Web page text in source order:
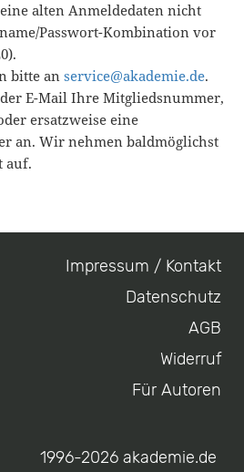
alten Anmeldedaten nicht
Passwort-Kombination vor
bitte an service@akademie.de.
E-Mail Ihre Mitgliedsnummer,
ersatzweise eine
an. Wir nehmen baldmöglichst
auf.
Impressum / Kontakt
Datenschutz
AGB
Widerruf
Für Autoren
1996-2026 akademie.de